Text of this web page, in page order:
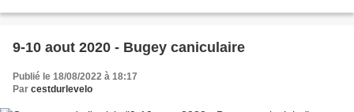
9-10 aout 2020 - Bugey caniculaire
Publié le 18/08/2022 à 18:17
Par cestdurlevelo